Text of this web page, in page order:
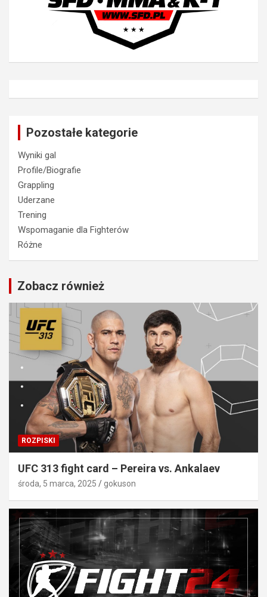
Pozostałe kategorie
Wyniki gal
Profile/Biografie
Grappling
Uderzane
Trening
Wspomaganie dla Fighterów
Różne
Zobacz również
ROZPISKI
UFC 313 fight card – Pereira vs. Ankalaev
środa, 5 marca, 2025 gokuson